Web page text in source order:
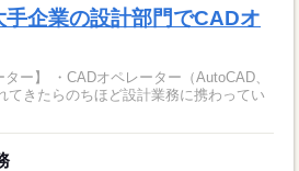
企業の設計部門でCADオ
ター】 ・CADオペレーター（AutoCAD、
てきたらのちほど設計業務に携わってい